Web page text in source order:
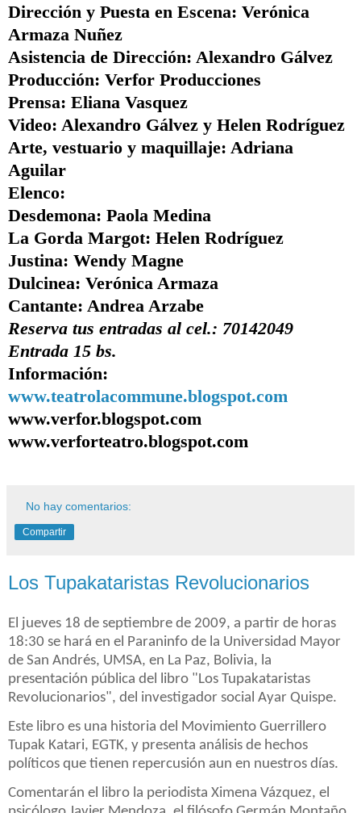
Dirección y Puesta en Escena: Verónica
Armaza Nuñez
Asistencia de Dirección: Alexandro Gálvez
Producción: Verfor Producciones
Prensa: Eliana Vasquez
Video: Alexandro Gálvez y Helen Rodríguez
Arte, vestuario y maquillaje: Adriana
Aguilar
Elenco:
Desdemona: Paola Medina
La Gorda Margot: Helen Rodríguez
Justina: Wendy Magne
Dulcinea: Verónica Armaza
Cantante: Andrea Arzabe
Reserva tus entradas al cel.: 70142049
Entrada 15 bs.
Información:
www.teatrolacommune.blogspot.com
www.verfor.blogspot.com
www.verforteatro.blogspot.com
No hay comentarios:
Compartir
Los Tupakataristas Revolucionarios
El jueves 18 de septiembre de 2009, a partir de horas
18:30 se hará en el Paraninfo de la Universidad Mayor
de San Andrés, UMSA, en La Paz, Bolivia, la
presentación pública del libro "Los Tupakataristas
Revolucionarios", del investigador social Ayar Quispe.
Este libro es una historia del Movimiento Guerrillero
Tupak Katari, EGTK, y presenta análisis de hechos
políticos que tienen repercusión aun en nuestros días.
Comentarán el libro la periodista Ximena Vázquez, el